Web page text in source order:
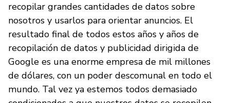
recopilar grandes cantidades de datos sobre
nosotros y usarlos para orientar anuncios. El
resultado final de todos estos años y años de
recopilación de datos y publicidad dirigida de
Google es una enorme empresa de mil millones
de dólares, con un poder descomunal en todo el
mundo. Tal vez ya estemos todos demasiado